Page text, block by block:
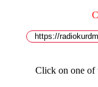
Click on one of